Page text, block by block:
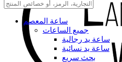
ساعة المعصم
جميع الساعات
ساعة يد رجالية
ساعة يد نسائية
بحث سريع